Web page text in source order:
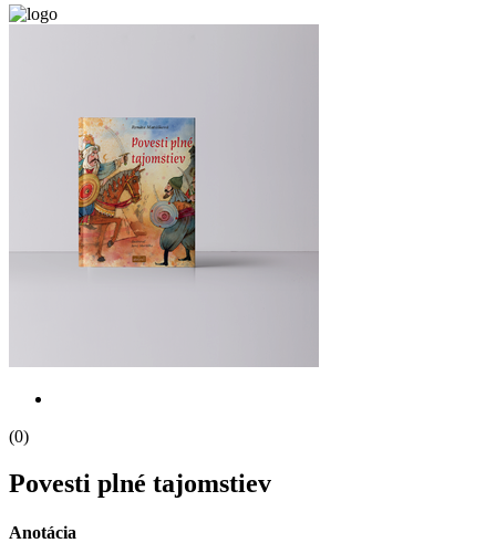
(0)
Povesti plné tajomstiev
Anotácia